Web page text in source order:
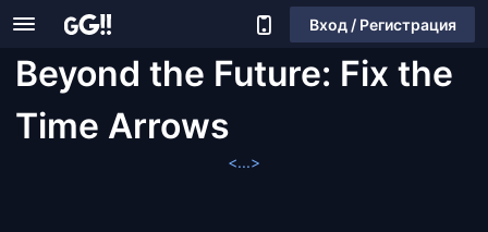
Вход / Регистрация
Beyond the Future: Fix the
Time Arrows
<...>